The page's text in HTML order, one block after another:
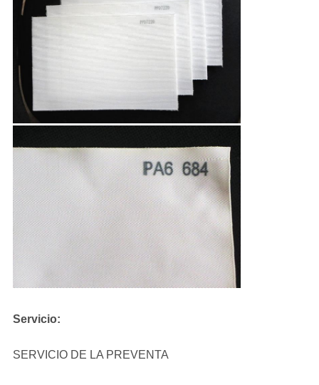
Servicio:
SERVICIO DE LA PREVENTA